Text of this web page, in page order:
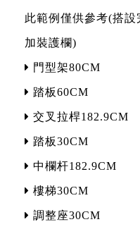
此範例僅供參考(搭
加裝護欄)
門型架80CM
踏板60CM
交叉拉桿182.9CM
踏板30CM
中欄杆182.9CM
樓梯30CM
調整座30CM